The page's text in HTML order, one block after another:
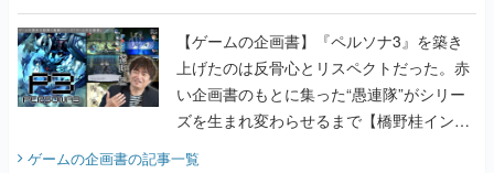
画書】
【ゲームの企画書】『ペルソナ3』を築き
上げたのは反骨心とリスペクトだった。赤
い企画書のもとに集った“愚連隊”がシリー
ズを生まれ変わらせるまで【橋野桂インタ
ゲームの企画書の記事一覧